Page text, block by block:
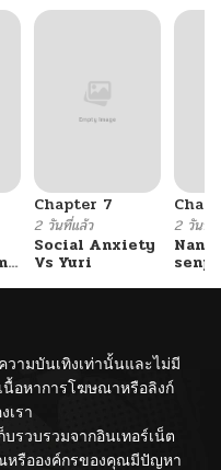
Chapter 7
2 วันที่แล้ว
Social Anxiety
Vs Yuri
2 วันที่แ
วามบันเทิงเท่านั้นและไม่มี
นื้อหาการโฆษณาหรือลิงก์
เรา
รวบรวมจากอินเทอร์เน็ต
หรือองค์กรของคุณมีปัญหา